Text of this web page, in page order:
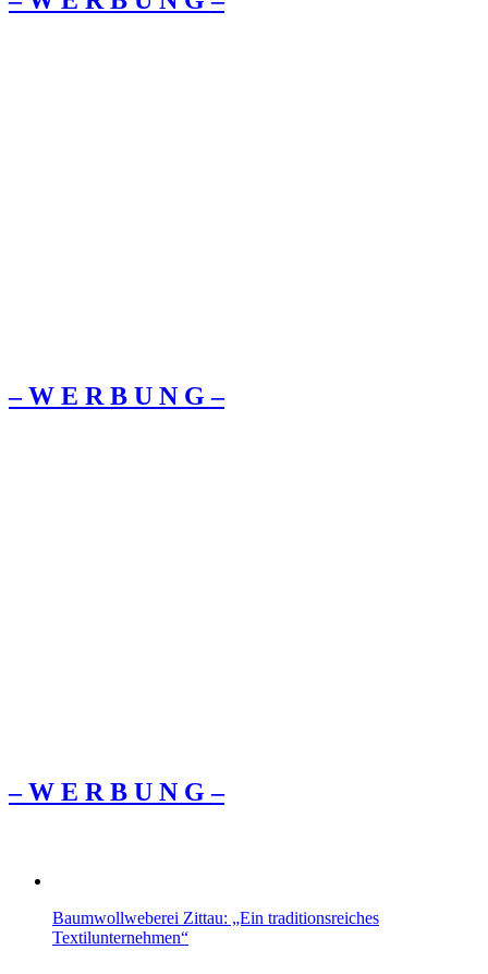
– W Ε R Β U Ν G –
– W Ε R Β U Ν G –
Baumwollweberei Zittau: „Ein traditionsreiches
Textilunternehmen“